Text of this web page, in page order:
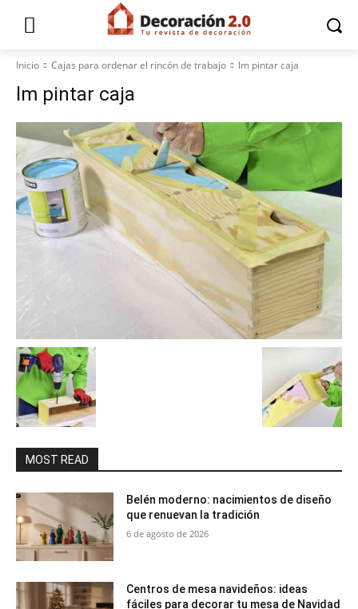
Inicio Cajas para ordenar el rincón de trabajo lm pintar caja
lm pintar caja
MOST READ
Belén moderno: nacimientos de diseño
que renuevan la tradición
6 de agosto de 2026
Centros de mesa navideños: ideas
fáciles para decorar tu mesa de Navidad